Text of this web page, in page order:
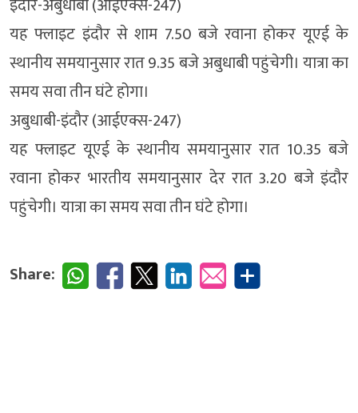
यह फ्लाइट इंदौर से शाम 7.50 बजे रवाना होकर यूएई के
स्थानीय समयानुसार रात 9.35 बजे अबुधाबी पहुंचेगी। यात्रा का
समय सवा तीन घंटे होगा।
अबुधाबी-इंदौर (आईएक्स-247)
यह फ्लाइट यूएई के स्थानीय समयानुसार रात 10.35 बजे
रवाना होकर भारतीय समयानुसार देर रात 3.20 बजे इंदौर
पहुंचेगी। यात्रा का समय सवा तीन घंटे होगा।
Share: